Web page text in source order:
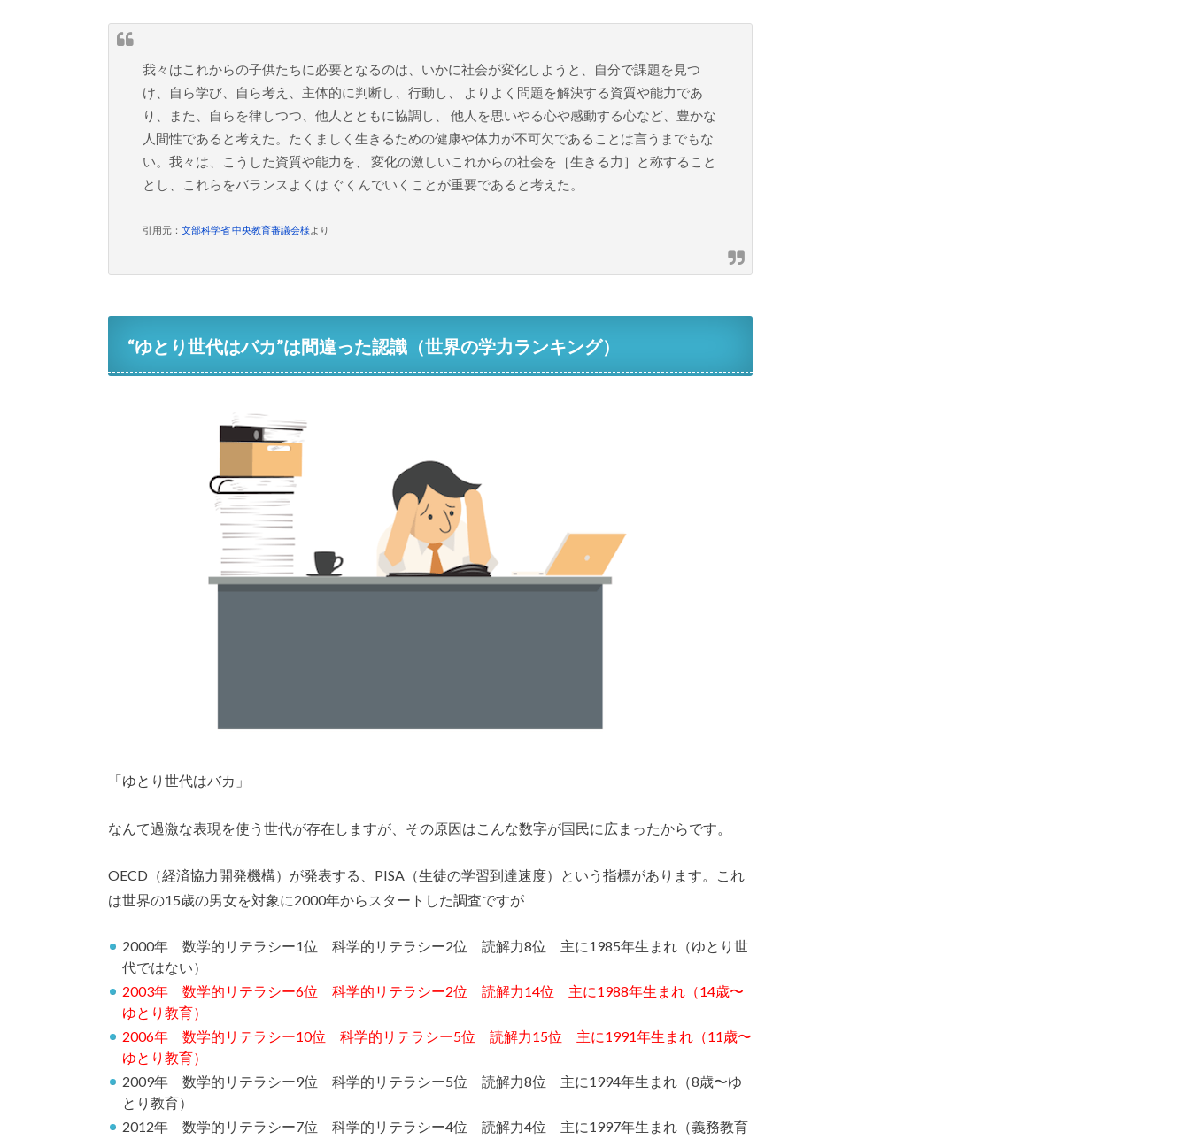
我々はこれからの子供たちに必要となるのは、いかに社会が変化しようと、自分で課題を見つ
け、自ら学び、自ら考え、主体的に判断し、行動し、 よりよく問題を解決する資質や能力であ
り、また、自らを律しつつ、他人とともに協調し、 他人を思いやる心や感動する心など、豊かな
人間性であると考えた。たくましく生きるための健康や体力が不可欠であることは言うまでもな
い。我々は、こうした資質や能力を、 変化の激しいこれからの社会を［生きる力］と称すること
とし、これらをバランスよくは ぐくんでいくことが重要であると考えた。
引用元： 文部科学省 中央教育審議会様より
“ゆとり世代はバカ”は間違った認識（世界の学力ランキング）
「ゆとり世代はバカ」
なんて過激な表現を使う世代が存在しますが、その原因はこんな数字が国民に広まったからです。
OECD（経済協力開発機構）が発表する、PISA（生徒の学習到達速度）という指標があります。これ
は世界の15歳の男女を対象に2000年からスタートした調査ですが
2000年 数学的リテラシー1位 科学的リテラシー2位 読解力8位 主に1985年生まれ（ゆとり世
代ではない）
2003年 数学的リテラシー6位 科学的リテラシー2位 読解力14位 主に1988年生まれ（14歳〜
ゆとり教育）
2006年 数学的リテラシー10位 科学的リテラシー5位 読解力15位 主に1991年生まれ（11歳〜
ゆとり教育）
2009年 数学的リテラシー9位 科学的リテラシー5位 読解力8位 主に1994年生まれ（8歳〜ゆ
とり教育）
2012年 数学的リテラシー7位 科学的リテラシー4位 読解力4位 主に1997年生まれ（義務教育